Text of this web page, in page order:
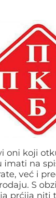
oni koji
na
već i
S
prćija niti